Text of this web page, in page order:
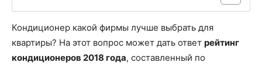
Кондиционер какой фирмы лучше выбрать для
квартиры? На этот вопрос может дать ответ рейтинг
кондиционеров 2018 года, составленный по